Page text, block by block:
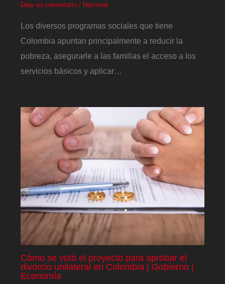
Deja un comentario / Nacional
Los diversos programas sociales que tiene
Colombia apuntan principalmente a reducir la
pobreza, asegurarle a las familias el acceso a los
servicios básicos y aplicar…
Cómo se votó el proyecto para aprobar el
divorcio unilateral en Colombia | Gobierno |
Economía